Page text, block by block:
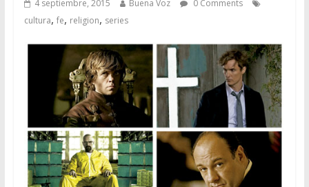
4 septiembre, 2015 Buena Voz
0 Comments
cultura, fe, religion, series